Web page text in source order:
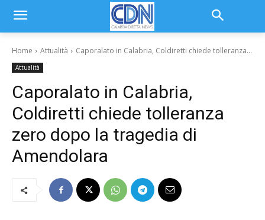
Home Attualità Caporalato in Calabria, Coldiretti chiede tolleranza...
Attualità
Caporalato in Calabria,
Coldiretti chiede tolleranza
zero dopo la tragedia di
Amendolara